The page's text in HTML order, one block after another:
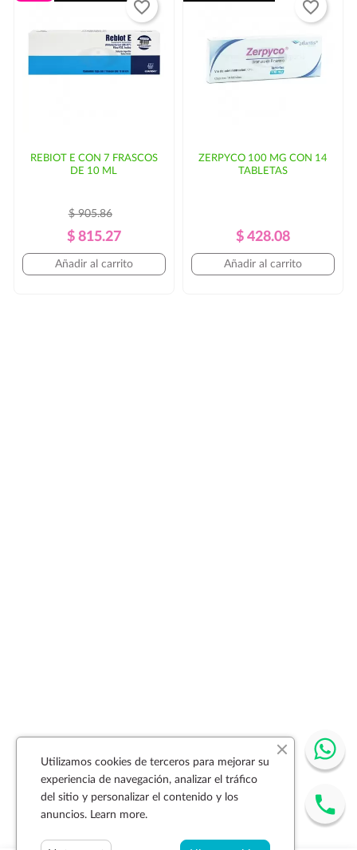
REBIOT E CON 7 FRASCOS
DE 10 ML
Precio
Regular
$ 905.86
Precio
$ 815.27
Añadir al carrito
favorite_border
ZERPYCO 100 MG CON 14
TABLETAS
Precio
Regular
Precio
$ 428.08
Añadir al carrito
favorite_border
Utilizamos cookies de terceros para mejorar su
experiencia de navegación, analizar el tráfico
del sitio y personalizar el contenido y los
anuncios. Learn more.